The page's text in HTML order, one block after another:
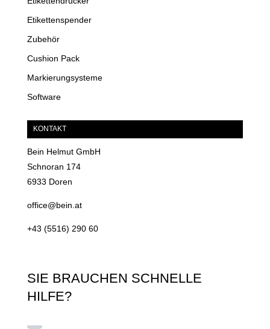
Etikettenspender
Zubehör
Cushion Pack
Markierungsysteme
Software
KONTAKT
Bein Helmut GmbH
Schnoran 174
6933 Doren
office@bein.at
+43 (5516) 290 60
SIE BRAUCHEN SCHNELLE
HILFE?